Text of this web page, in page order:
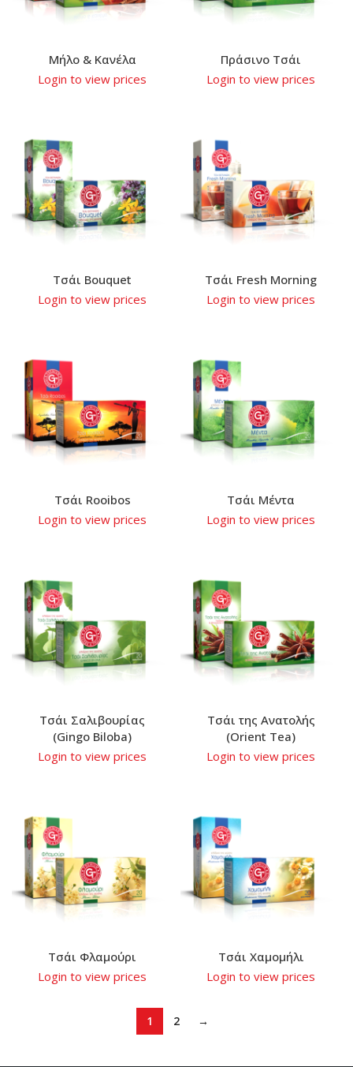
Μήλο & Κανέλα
Login to view prices
Πράσινο Τσάι
Login to view prices
Τσάι Bouquet
Login to view prices
Τσάι Fresh Morning
Login to view prices
Τσάι Rooibos
Login to view prices
Τσάι Μέντα
Login to view prices
Τσάι Σαλιβουρίας
(Gingo Biloba)
Login to view prices
Τσάι της Ανατολής
(Orient Tea)
Login to view prices
Τσάι Φλαμούρι
Login to view prices
Τσάι Χαμομήλι
Login to view prices
1 2 →